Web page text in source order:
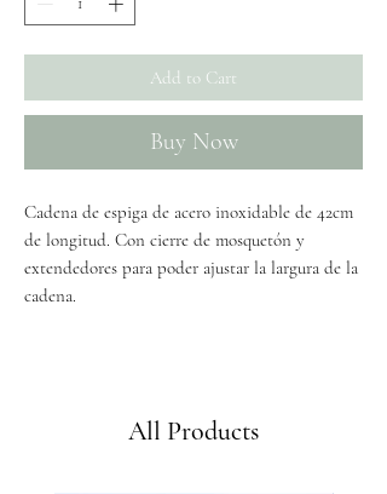
Add to Cart
Buy Now
Cadena de espiga de acero inoxidable de 42cm
de longitud. Con cierre de mosquetón y
extendedores para poder ajustar la largura de la
cadena.
All Products